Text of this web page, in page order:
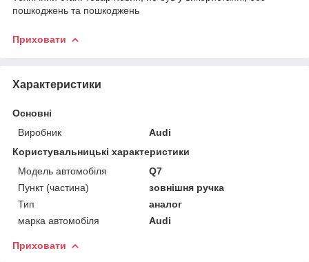
пошкоджень та пошкоджень
Приховати
Характеристики
Основні
Виробник
Audi
Користувальницькі характеристики
Модель автомобіля
Q7
Пункт (частина)
зовнішня ручка
Тип
аналог
марка автомобіля
Audi
Приховати